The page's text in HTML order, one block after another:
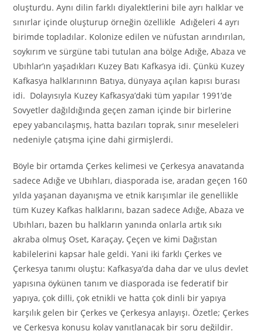
oluşturdu. Aynı dilin farklı diyalektlerini bile ayrı halklar ve
sınırlar içinde oluşturup örneğin özellikle Adığeleri 4 ayrı
birimde topladılar. Kolonize edilen ve nüfustan arındırılan,
soykırım ve sürgüne tabi tutulan ana bölge Adığe, Abaza ve
Ubıhlar’ın yaşadıkları Kuzey Batı Kafkasya idi. Çünkü Kuzey
Kafkasya halklarınınn Batıya, dünyaya açılan kapısı burası
idi. Dolayısıyla Kuzey Kafkasya’daki tüm yapılar 1991’de
Sovyetler dağıldığında geçen zaman içinde bir birlerine
epey yabancılaşmış, hatta bazıları toprak, sınır meseleleri
nedeniyle çatışma içine dahi girmişlerdi.
Böyle bir ortamda Çerkes kelimesi ve Çerkesya anavatanda
sadece Adığe ve Ubıhları, diasporada ise, aradan geçen 160
yılda yaşanan dayanışma ve etnik karışımlar ile genellikle
tüm Kuzey Kafkas halklarını, bazan sadece Adığe, Abaza ve
Ubıhları, bazen bu halkların yanında onlarla artık sıkı
akraba olmuş Oset, Karaçay, Çeçen ve kimi Dağıstan
kabilelerini kapsar hale geldi. Yani iki farklı Çerkes ve
Çerkesya tanımı oluştu: Kafkasya’da daha dar ve ulus devlet
yapısına öykünen tanım ve diasporada ise federatif bir
yapıya, çok dilli, çok etnikli ve hatta çok dinli bir yapıya
karşılık gelen bir Çerkes ve Çerkesya anlayışı. Özetle; Çerkes
ve Çerkesya konusu kolay yanıtlanacak bir soru değildir.